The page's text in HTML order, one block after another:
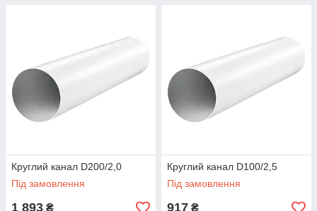
Круглий канал D200/2,0
Під замовлення
1 893 ₴
Круглий канал D100/2,5
Під замовлення
917 ₴